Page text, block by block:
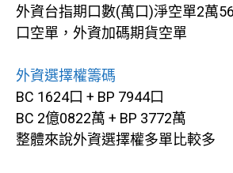
外資台指期口數(萬口)淨空單2萬
口空單，外資加碼期貨空單
外資選擇權籌碼
BC 1624口 + BP 7944口
BC 2億0822萬 + BP 3772萬
整體來說外資選擇權多單比較多